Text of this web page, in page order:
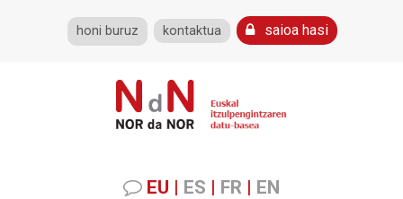
honi buruz kontaktua saioa hasi
EU | ES | FR | EN